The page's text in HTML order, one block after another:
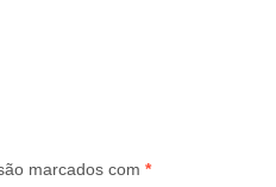
marcados com *